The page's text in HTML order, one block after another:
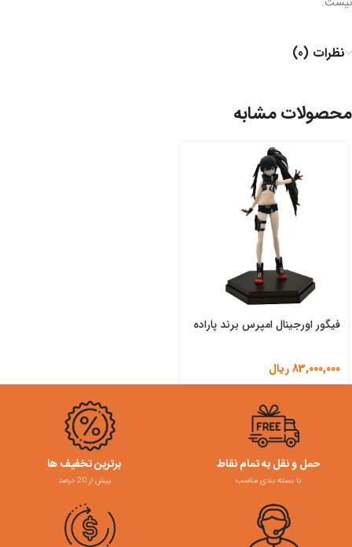
نظرات (0)
محصولات مشابه
فیگور اورجینال امپرس برند پاراده
83,000,000ریال
حمل و نقل به تمام نقاط
با بسته بندی مناسب
برترین تخفیف ها
بیش از 20 درصد